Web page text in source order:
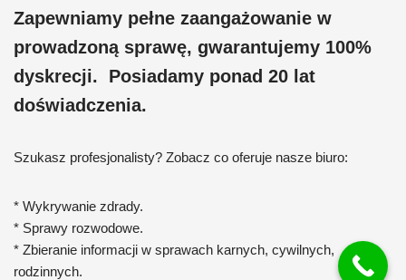
Zapewniamy pełne zaangażowanie w
prowadzoną sprawę, gwarantujemy 100%
dyskrecji. Posiadamy ponad 20 lat
doświadczenia.
Szukasz profesjonalisty? Zobacz co oferuje nasze biuro:
* Wykrywanie zdrady.
* Sprawy rozwodowe.
* Zbieranie informacji w sprawach karnych, cywilnych,
rodzinnych.